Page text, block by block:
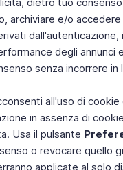
archiviare e/o
degli
senza incorrere
all'uso di
in assenza di
Usa il pulsante
o revocare quello
applicate al solo